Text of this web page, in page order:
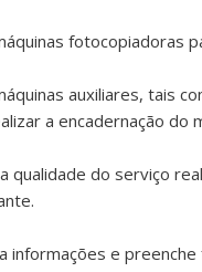
fotocopiadoras
auxiliares, tais
a encadernação do
qualidade do serviço
informações e